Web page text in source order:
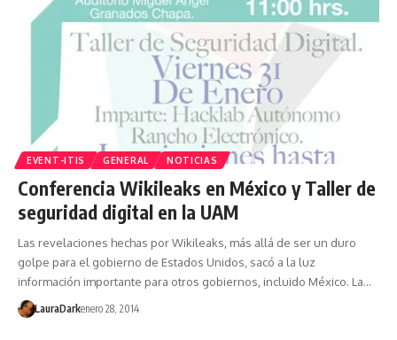
EVENT-ITIS GENERAL NOTICIAS
Conferencia Wikileaks en México y Taller de
seguridad digital en la UAM
Las revelaciones hechas por Wikileaks, más allá de ser un duro
golpe para el gobierno de Estados Unidos, sacó a la luz
información importante para otros gobiernos, incluido México. La…
LauraDarkenero 28, 2014